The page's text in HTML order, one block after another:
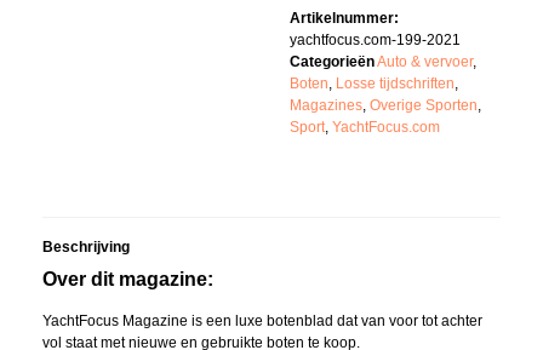
Artikelnummer:
yachtfocus.com-199-2021
CategorieënAuto & vervoer,
Boten, Losse tijdschriften,
Magazines, Overige Sporten,
Sport, YachtFocus.com
Beschrijving
Over dit magazine:
YachtFocus Magazine is een luxe botenblad dat van voor tot achter
vol staat met nieuwe en gebruikte boten te koop.